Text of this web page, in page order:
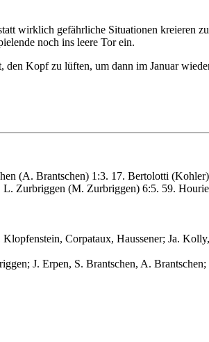
wirklich gefährliche Situationen kreieren
noch ins leere Tor ein.
Kopf zu lüften, um dann im Januar
(A. Brantschen) 1:3. 17. Bertolotti
Zurbriggen (M. Zurbriggen) 6:5. 59.
Corpataux, Haussener; Ja.
J. Erpen, S. Brantschen, A.